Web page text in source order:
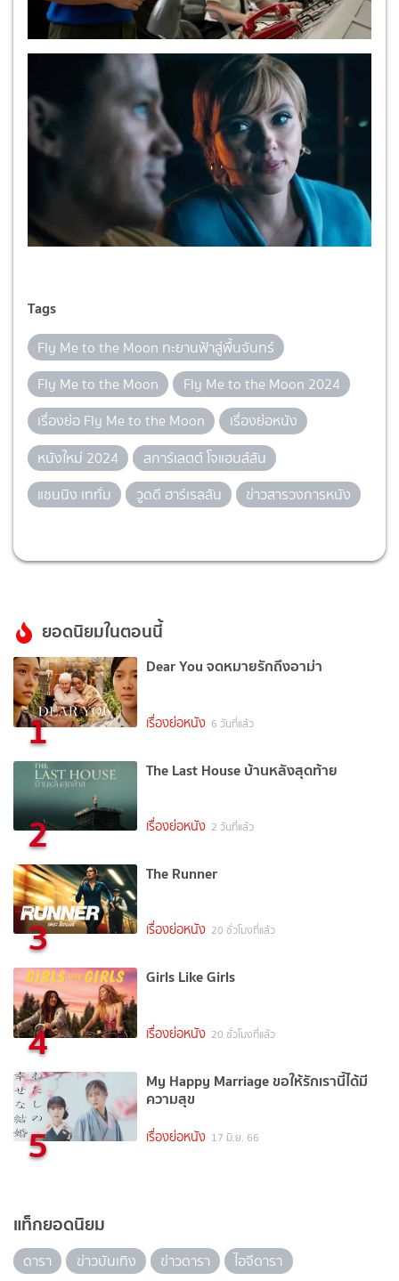
Tags
Fly Me to the Moon ทะยานฟ้าสู่พื้นจันทร์
Fly Me to the Moon
Fly Me to the Moon 2024
เรื่องย่อ Fly Me to the Moon
เรื่องย่อหนัง
หนังใหม่ 2024
สการ์เลตต์ โจแฮนส์สัน
แชนนิง เททั่ม
วูดดี ฮาร์เรลสัน ข่าวสารวงการหนัง
ยอดนิยมในตอนนี้
1
Dear You จดหมายรักถึงอาม่า
เรื่องย่อหนัง 6 วันที่แล้ว
2
The Last House บ้านหลังสุดท้าย
เรื่องย่อหนัง 2 วันที่แล้ว
3
The Runner
เรื่องย่อหนัง 20 ชั่วโมงที่แล้ว
4
Girls Like Girls
เรื่องย่อหนัง 20 ชั่วโมงที่แล้ว
5
My Happy Marriage ขอให้รักเรานี้ได้มี
ความสุข
เรื่องย่อหนัง 17 มิ.ย. 66
แท็กยอดนิยม
ดารา ข่าวบันเทิง ข่าวดารา
ไอจีดารา